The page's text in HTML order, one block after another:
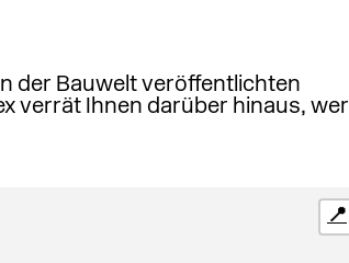
der Bauwelt veröffentlichten
verrät Ihnen darüber hinaus, wer
📍